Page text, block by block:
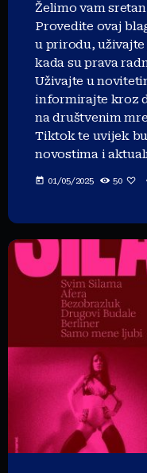
Želimo vam
Provedite ovaj
u prirodu,
kada su prava
Uživajte u
informirajte kroz
na društvenim
Tiktok te uvijek
novostima i
today 01/05/2025 50